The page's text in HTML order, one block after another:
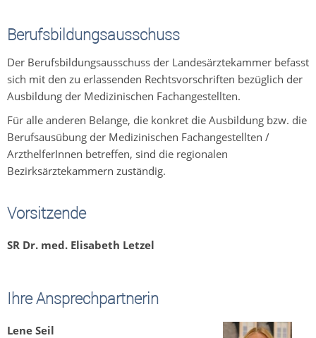
Berufsbildungsausschuss
Der Berufsbildungsausschuss der Landesärztekammer befasst
sich mit den zu erlassenden Rechtsvorschriften bezüglich der
Ausbildung der Medizinischen Fachangestellten.
Für alle anderen Belange, die konkret die Ausbildung bzw. die
Berufsausübung der Medizinischen Fachangestellten /
ArzthelferInnen betreffen, sind die regionalen
Bezirksärztekammern zuständig.
Vorsitzende
SR Dr. med. Elisabeth Letzel
Ihre Ansprechpartnerin
Lene Seil